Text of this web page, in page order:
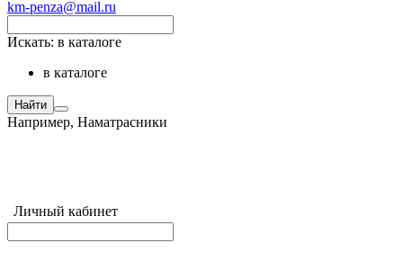
km-penza@mail.ru
Искать: в каталоге
в каталоге
Найти
Например, Наматрасники
Личный кабинет